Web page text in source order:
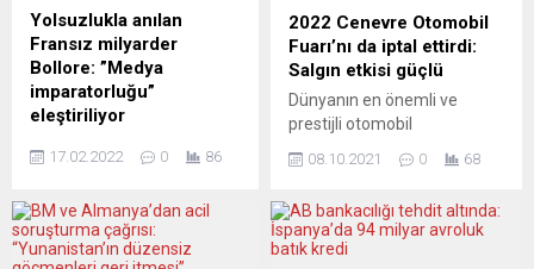
Yolsuzlukla anılan
Fransız milyarder
Bollore: ”Medya
imparatorluğu”
eleştiriliyor
yöneticilere rüşvet verme
gündeme gelen Fransız
milyarder Vincent Bollore,
ülkesinde de basın-yayın
17.02.2022 0 86
2022 Cenevre Otomobil
Fuarı’nı da iptal ettirdi:
Salgın etkisi güçlü
Dünyanın en önemli ve
prestijli otomobil
Cenevre Otomobil Fuarı, yeni
salgını nedeniyle 2022’de de
iptal edildi. Fuarın
08.10.2021 0 68